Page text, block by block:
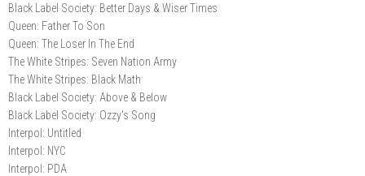
Black Label Society: Better Days & Wiser Times
Queen: Father To Son
Queen: The Loser In The End
The White Stripes: Seven Nation Army
The White Stripes: Black Math
Black Label Society: Above & Below
Black Label Society: Ozzy's Song
Interpol: Untitled
Interpol: NYC
Interpol: PDA